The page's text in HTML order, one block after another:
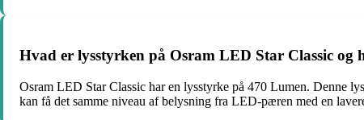
Hvad er lysstyrken på Osram LED Star Classic og
Osram LED Star Classic har en lysstyrke på 470 Lumen. Denne
kan få det samme niveau af belysning fra LED-pæren med en